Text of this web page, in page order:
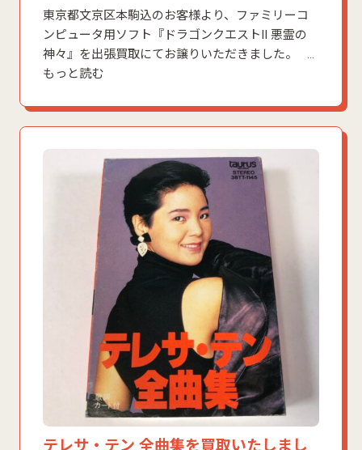
東京都文京区本駒込のお客様より、ファミリーコ
ンピュータ用ソフト『ドラゴンクエストII 悪霊の
神々』を出張買取にてお譲りいただきました。 …
もっと読む
テレサ・テン 全曲集を買取いたしまし